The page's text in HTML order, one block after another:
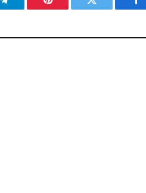
فيسبوك تويتر بينتيريست